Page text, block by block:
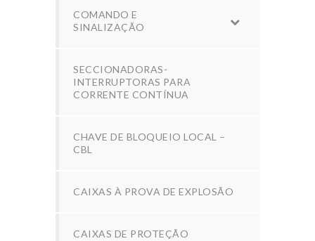
COMANDO E
SINALIZAÇÃO
SECCIONADORAS-
INTERRUPTORAS PARA
CORRENTE CONTÍNUA
CHAVE DE BLOQUEIO LOCAL –
CBL
CAIXAS À PROVA DE EXPLOSÃO
CAIXAS DE PROTEÇÃO